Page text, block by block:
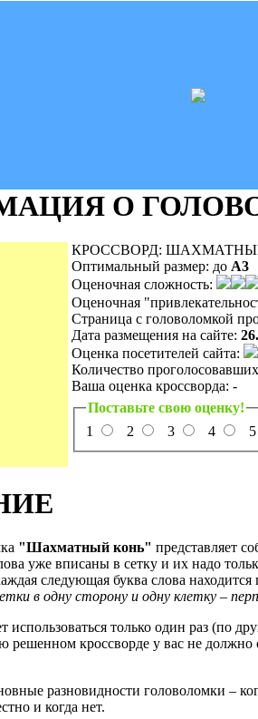
О
КРОССВОРД: ШАХМАТНЫЙ
Оптимальный размер: до A3
Оценочная сложность:
Оценочная
Страница с головоломкой
Дата размещения на сайте:
Оценка посетителей сайта:
Количество
Ваша оценка кроссворда: -
Поставьте свою оценку!
1
2 3 4 5
"Шахматный конь" представляет
уже вписаны в сетку и их надо
следующая буква слова
в одну сторону и одну клетку –
использоваться только один раз (по
решенном кроссворде у вас не должно
разновидности головоломки –
и когда нет.